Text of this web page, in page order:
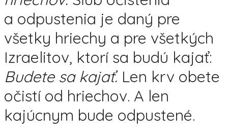
a odpustenia je daný pre
všetky hriechy a pre všetkých
Izraelitov, ktorí sa budú kajať:
Budete sa kajať. Len krv obete
očistí od hriechov. A len
kajúcnym bude odpustené.